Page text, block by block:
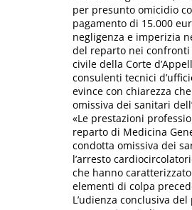
per presunto omicidio
pagamento di 15.000
negligenza e imperizia
del reparto nei confronti
civile della Corte
consulenti tecnici
evince con chiarezza
omissiva dei sanitari
«Le prestazioni
reparto di Medicina
condotta omissiva dei
l’arresto
che hanno
elementi di colpa
L’udienza conclusiva